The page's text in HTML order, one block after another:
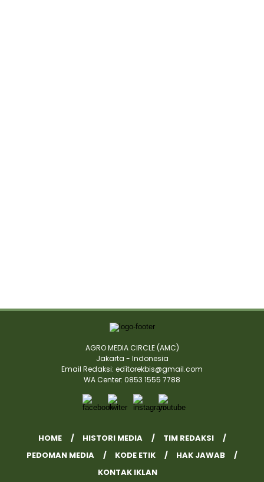
AGRO MEDIA CIRCLE (AMC)
Jakarta - Indonesia
Email Redaksi: edìtorekbis@gmail.com
WA Center: 0853 1555 7788
HOME HISTORI MEDIA
TIM REDAKSI
PEDOMAN MEDIA
KODE ETIK
HAK JAWAB
KONTAK IKLAN